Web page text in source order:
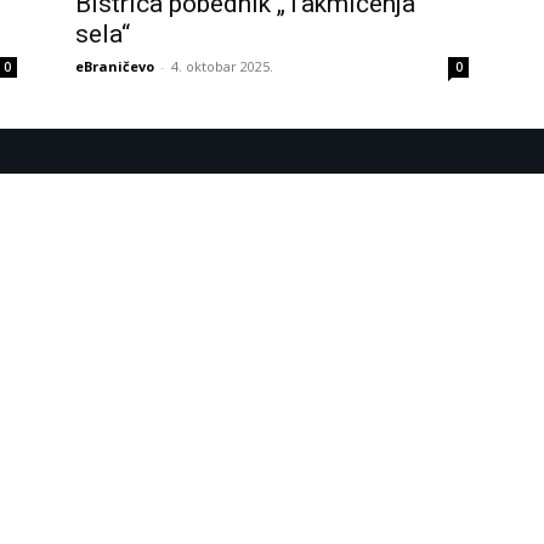
0
sela“
eBraničevo - 4. oktobar 2025. 0